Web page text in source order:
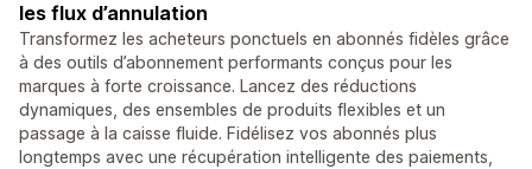
les flux d’annulation
Transformez les acheteurs ponctuels en abonnés fidèles grâce
à des outils d’abonnement performants conçus pour les
marques à forte croissance. Lancez des réductions
dynamiques, des ensembles de produits flexibles et un
passage à la caisse fluide. Fidélisez vos abonnés plus
longtemps avec une récupération intelligente des paiements,